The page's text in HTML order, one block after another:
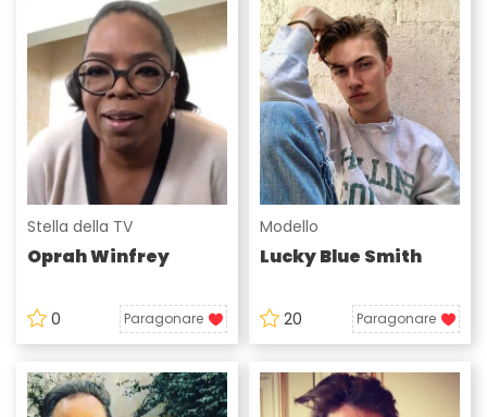
Stella della TV
Oprah Winfrey
0 Paragonare
Modello
Lucky Blue Smith
20 Paragonare